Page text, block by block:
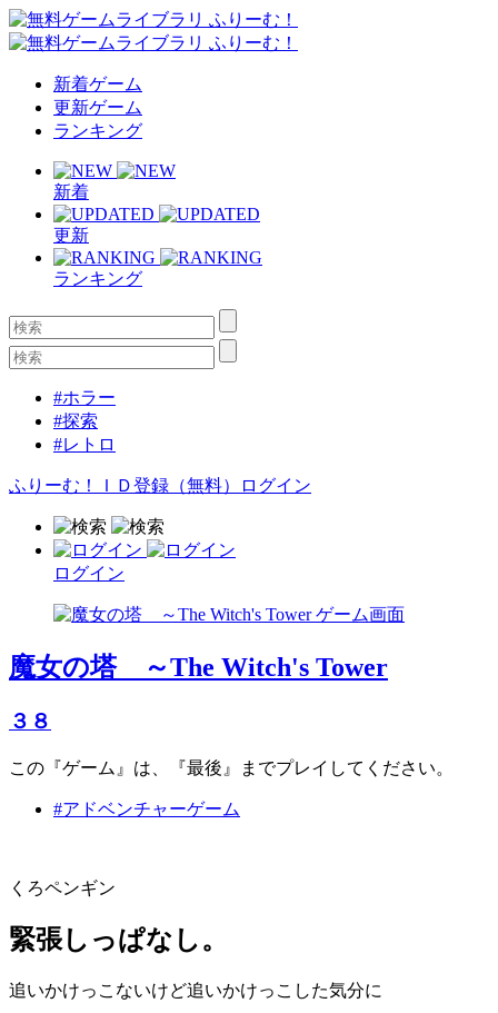
新着ゲーム
更新ゲーム
ランキング
新着
更新
ランキング
#ホラー
#探索
#レトロ
ふりーむ！ＩＤ登録（無料） ログイン
ログイン
魔女の塔 ～The Witch's Tower
３８
この『ゲーム』は、『最後』までプレイしてください。
#アドベンチャーゲーム
くろペンギン
緊張しっぱなし。
追いかけっこないけど追いかけっこした気分に